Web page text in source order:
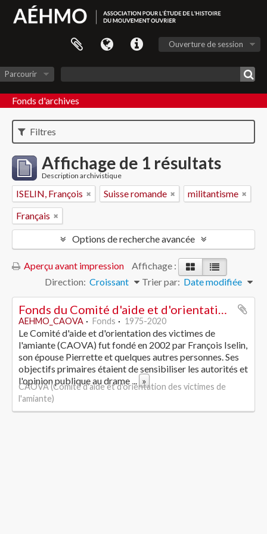
Ouverture de session
Parcourir
Fonds d'archives
Filtres
Affichage de 1 résultats
Description archivistique
ISELIN, François Suisse romande
militantisme
Français
Options de recherche avancée
Aperçu avant impression
Affichage :
Trier par: Date modifiée
Direction: Croissant
Fonds du Comité d'aide et d'orientation des victimes de l'amiante
AEHMO_CAOVA Fonds 1975-2020
Le Comité d'aide et d'orientation des victimes de
l'amiante (CAOVA) fut fondé en 2002 par François Iselin,
son épouse Pierrette et quelques autres personnes. Ses
objectifs primaires étaient de sensibiliser les autorités et
l'opinion publique au drame... »
CAOVA (Comité d'aide et d'orientation des victimes de
l'amiante)